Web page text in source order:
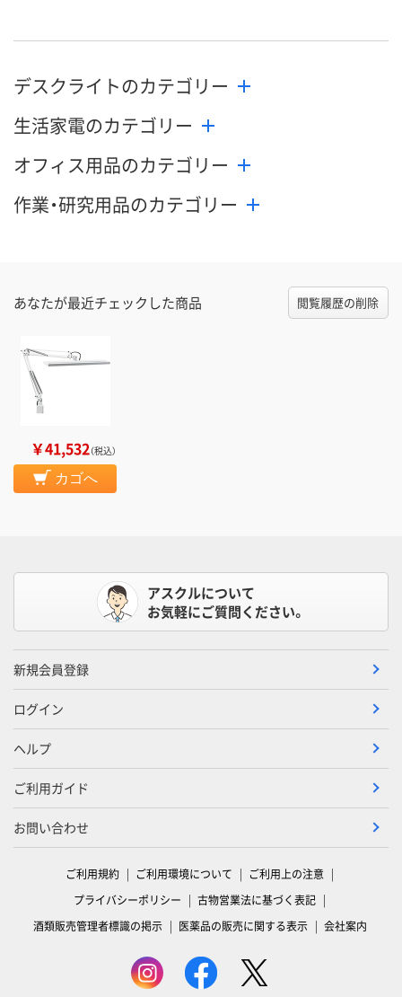
デスクライトのカテゴリー
生活家電のカテゴリー
オフィス用品のカテゴリー
作業・研究用品のカテゴリー
あなたが最近チェックした商品 閲覧履歴の削除
￥41,532（税込）
カゴへ
アスクルについて
お気軽にご質問ください。
新規会員登録
ログイン
ヘルプ
ご利用ガイド
お問い合わせ
ご利用規約 ご利用環境について
ご利用上の注意
プライバシーポリシー
古物営業法に基づく表記
酒類販売管理者標識の掲示
医薬品の販売に関する表示 会社案内